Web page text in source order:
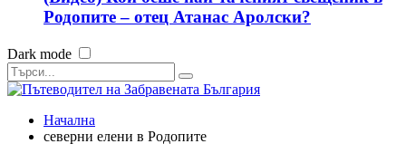
Родопите – отец Атанас Аролски?
Dark mode
Начална
северни елени в Родопите